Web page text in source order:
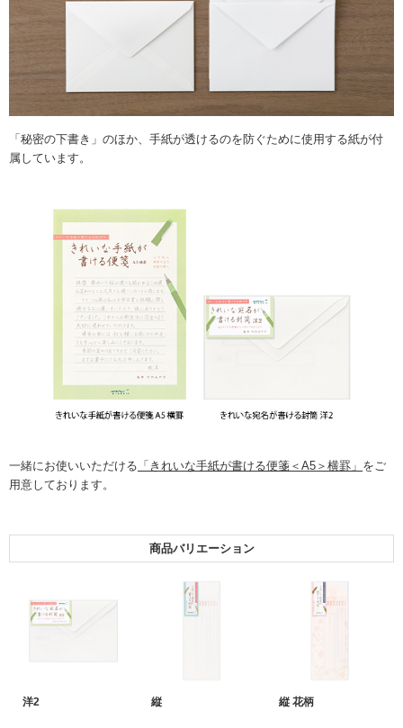
「秘密の下書き」のほか、手紙が透けるのを防ぐために使用する紙が付
属しています。
一緒にお使いいただける 「きれいな手紙が書ける便箋＜A5＞横罫」 をご
用意しております。
商品バリエーション
洋2 縦 縦 花柄